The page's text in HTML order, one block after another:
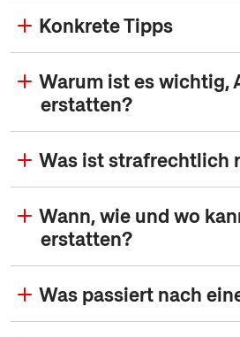
Konkrete Tipps
Warum ist es wichtig,
erstatten?
Was ist strafrechtlich
Wann, wie und wo
erstatten?
Was passiert nach